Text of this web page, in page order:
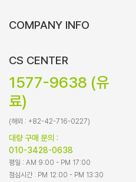
COMPANY INFO
CS CENTER
1577-9638 (유
료)
(해외 : +82-42-716-0227)
대량 구매 문의 :
010-3428-0638
평일 : AM 9:00 - PM 17:00
점심시간 : PM 12:00 - PM 13:30